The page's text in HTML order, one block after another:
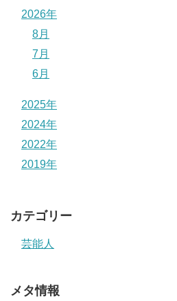
2026年
8月
7月
6月
2025年
2024年
2022年
2019年
カテゴリー
芸能人
メタ情報